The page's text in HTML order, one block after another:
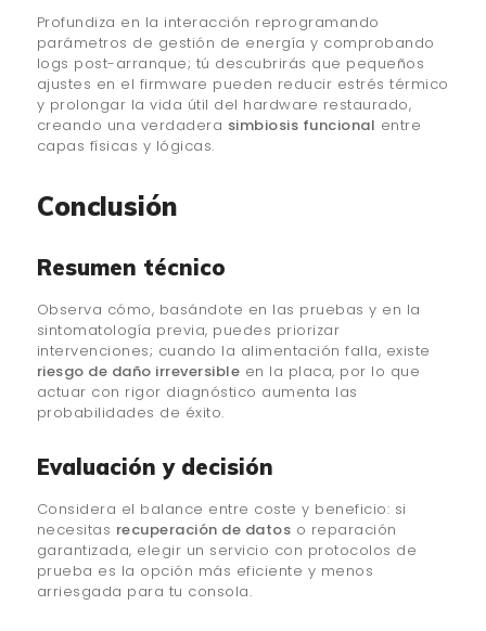
Profundiza en la interacción reprogramando
parámetros de gestión de energía y comprobando
logs post-arranque; tú descubrirás que pequeños
ajustes en el firmware pueden reducir estrés térmico
y prolongar la vida útil del hardware restaurado,
creando una verdadera simbiosis funcional entre
capas físicas y lógicas.
Conclusión
Resumen técnico
Observa cómo, basándote en las pruebas y en la
sintomatología previa, puedes priorizar
intervenciones; cuando la alimentación falla, existe
riesgo de daño irreversible en la placa, por lo que
actuar con rigor diagnóstico aumenta las
probabilidades de éxito.
Evaluación y decisión
Considera el balance entre coste y beneficio: si
necesitas recuperación de datos o reparación
garantizada, elegir un servicio con protocolos de
prueba es la opción más eficiente y menos
arriesgada para tu consola.